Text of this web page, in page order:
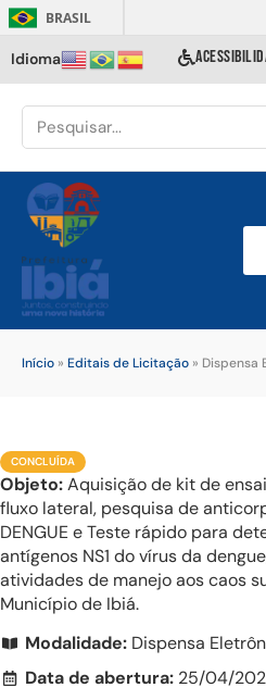
BRASIL
Idioma
Início » Editais de Licitação » Dispensa
CONCLUÍDA
Objeto:Aquisição de kit de
fluxo lateral, pesquisa de
DENGUE e Teste rápido para
antígenos NS1 do vírus da
atividades de manejo aos caos
Município de Ibiá.
Modalidade:Dispensa
Data de abertura: 25/04/